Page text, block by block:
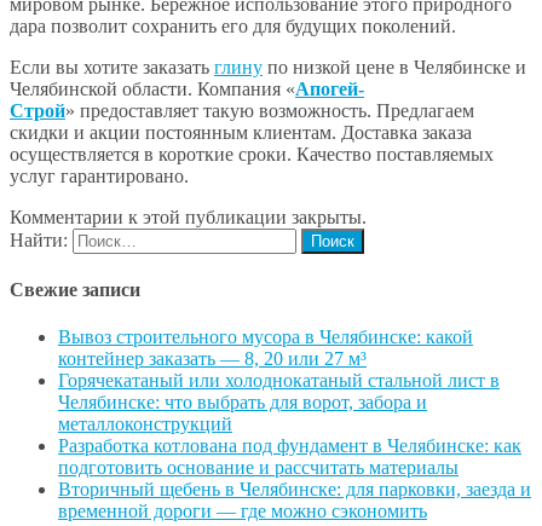
мировом рынке. Бережное использование этого природного
дара позволит сохранить его для будущих поколений.
Если вы хотите заказать глину по низкой цене в Челябинске и
Челябинской области. Компания «Апогей-
Строй» предоставляет такую возможность. Предлагаем
скидки и акции постоянным клиентам. Доставка заказа
осуществляется в короткие сроки. Качество поставляемых
услуг гарантировано.
Комментарии к этой публикации закрыты.
Найти:
Свежие записи
Вывоз строительного мусора в Челябинске: какой
контейнер заказать — 8, 20 или 27 м³
Горячекатаный или холоднокатаный стальной лист в
Челябинске: что выбрать для ворот, забора и
металлоконструкций
Разработка котлована под фундамент в Челябинске: как
подготовить основание и рассчитать материалы
Вторичный щебень в Челябинске: для парковки, заезда и
временной дороги — где можно сэкономить